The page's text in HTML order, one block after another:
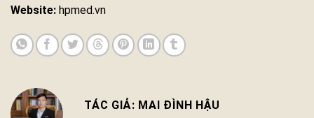
Website: hpmed.vn
MAI ĐÌNH HẬU